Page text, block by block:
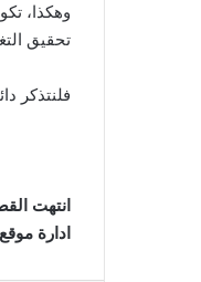
وهكذا،
تحقيق
فلنتذكر
انتهت
ادارة